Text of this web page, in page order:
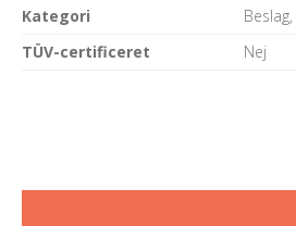
Kategori
TÜV-certificeret
Nej